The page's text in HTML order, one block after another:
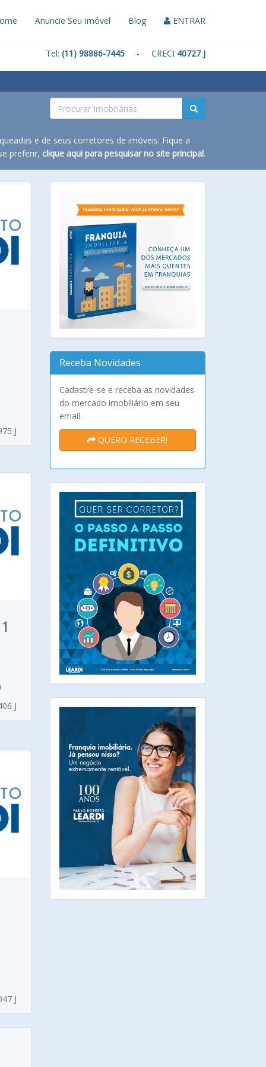
Anuncie Seu Imóvel Blog ENTRAR
Tel: (11) 98886-7445 - CRECI 40727 J
e de seus corretores de imóveis. Fique a
preferir, clique aqui para pesquisar no site principal.
J
J
J
Receba Novidades
Cadastre-se e receba as novidades
do mercado imobiliário em seu
email.
QUERO RECEBER!